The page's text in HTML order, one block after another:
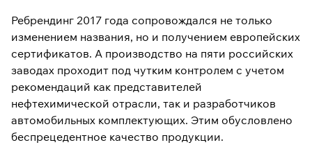
Ребрендинг 2017 года сопровождался не только
изменением названия, но и получением европейских
сертификатов. А производство на пяти российских
заводах проходит под чутким контролем с учетом
рекомендаций как представителей
нефтехимической отрасли, так и разработчиков
автомобильных комплектующих. Этим обусловлено
беспрецедентное качество продукции.